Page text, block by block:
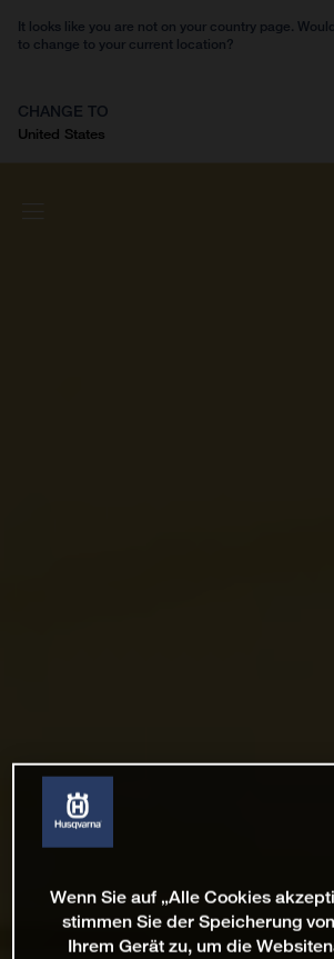
It looks like you are not on your country page.
to change to your current location?
CHANGE TO
United States
Wenn Sie auf „Alle Cookies
stimmen Sie der Speicherung
Ihrem Gerät zu, um die